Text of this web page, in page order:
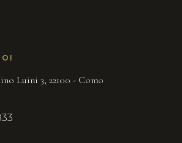
Luini 3, 22100 - Como